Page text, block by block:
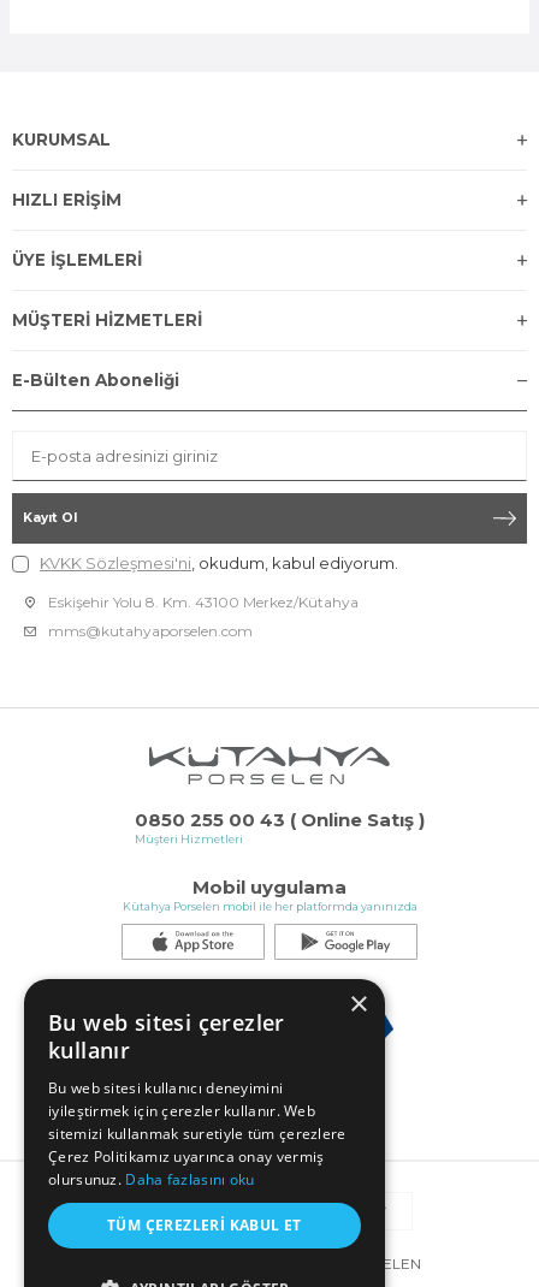
0850 255 00 43 ( Online Satış )
Müşteri Hizmetleri
Mobil uygulama
Kütahya Porselen mobil ile her platformda yanınızda
KURUMSAL
HIZLI ERİŞİM
ÜYE İŞLEMLERİ
MÜŞTERİ HİZMETLERİ
E-Bülten Aboneliği
Kayıt Ol
KVKK Sözleşmesi'ni , okudum, kabul ediyorum.
Eskişehir Yolu 8. Km. 43100 Merkez/Kütahya
mms@kutahyaporselen.com
© COPYRIGHT 2025 KÜTAHYA PORSELEN
×
Bu web sitesi çerezler
kullanır
Bu web sitesi kullanıcı deneyimini
iyileştirmek için çerezler kullanır. Web
sitemizi kullanmak suretiyle tüm çerezlere
Çerez Politikamız uyarınca onay vermiş
olursunuz. Daha fazlasını oku
TÜM ÇEREZLERI KABUL ET